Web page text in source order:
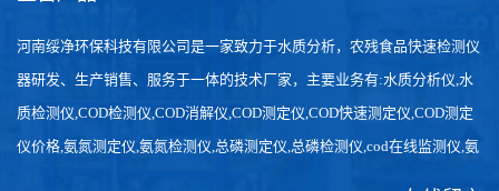
河南绥净环保科技有限公司是一家致力于水质分析，农残食品快速检测仪
器研发、生产销售、服务于一体的技术厂家，主要业务有:水质分析仪,水
质检测仪,COD检测仪,COD消解仪,COD测定仪,COD快速测定仪,COD测定
仪价格,氨氮测定仪,氨氮检测仪,总磷测定仪,总磷检测仪,cod在线监测仪,氨